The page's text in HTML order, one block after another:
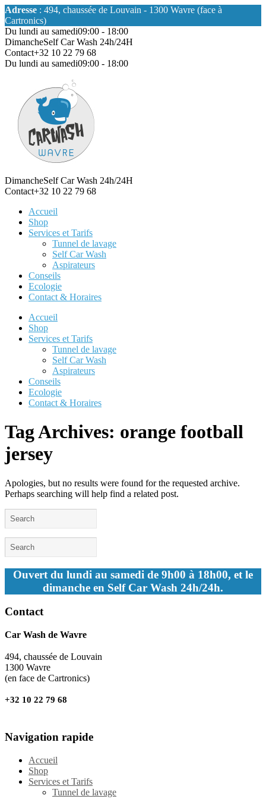
Adresse : 494, chaussée de Louvain - 1300 Wavre (face à
Cartronics)
Du lundi au samedi09:00 - 18:00
DimancheSelf Car Wash 24h/24H
Contact+32 10 22 79 68
Du lundi au samedi09:00 - 18:00
DimancheSelf Car Wash 24h/24H
Contact+32 10 22 79 68
Accueil
Shop
Services et Tarifs
Tunnel de lavage
Self Car Wash
Aspirateurs
Conseils
Ecologie
Contact & Horaires
Accueil
Shop
Services et Tarifs
Tunnel de lavage
Self Car Wash
Aspirateurs
Conseils
Ecologie
Contact & Horaires
Tag Archives: orange football
jersey
Apologies, but no results were found for the requested archive.
Perhaps searching will help find a related post.
Ouvert du lundi au samedi de 9h00 à 18h00, et le
dimanche en Self Car Wash 24h/24h.
Contact
Car Wash de Wavre
494, chaussée de Louvain
1300 Wavre
(en face de Cartronics)
+32 10 22 79 68
Navigation rapide
Accueil
Shop
Services et Tarifs
Tunnel de lavage